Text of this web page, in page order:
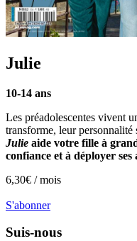
Julie
10-14 ans
Les préadolescentes vivent
transforme, leur personnalité
Julie aide votre fille à
confiance et à déployer ses
6,30€ /mois
S'abonner
Suis-nous